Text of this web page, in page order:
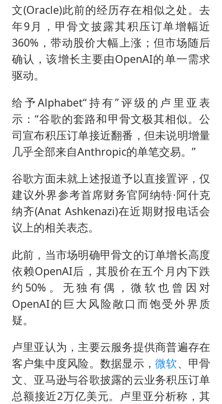
文(Oracle)此前的经历存在相似之处。去
年9月，甲骨文披露其积压订单增幅近
360%，带动股价大幅上涨；但市场随后
确认，该增长主要由OpenAI的单一需求
驱动。
给予Alphabet“持有”评级的卢里亚表
示：“谷歌的套路和甲骨文极其相似。公
司宣布积压订单接近翻番，但未说明增量
几乎全部来自Anthropic的单笔交易。”
谷歌方面未就上述报道予以直接置评，仅
建议外界参考首席财务官阿纳特·阿什克
纳齐(Anat Ashkenazi)在近期财报电话会
议上的相关表态。
此前，当市场明确甲骨文的订单增长高度
依赖OpenAI后，其股价在五个月内下跌
约50%。无独有偶，微软也曾因对
OpenAI的巨大风险敞口而饱受外界质
疑。
卢里亚认为，主要云服务提供商普遍存在
客户集中度风险。数据显示，微软、甲骨
文、亚马逊与谷歌披露的云业务积压订单
总额接近2万亿美元。卢里亚分析称，其